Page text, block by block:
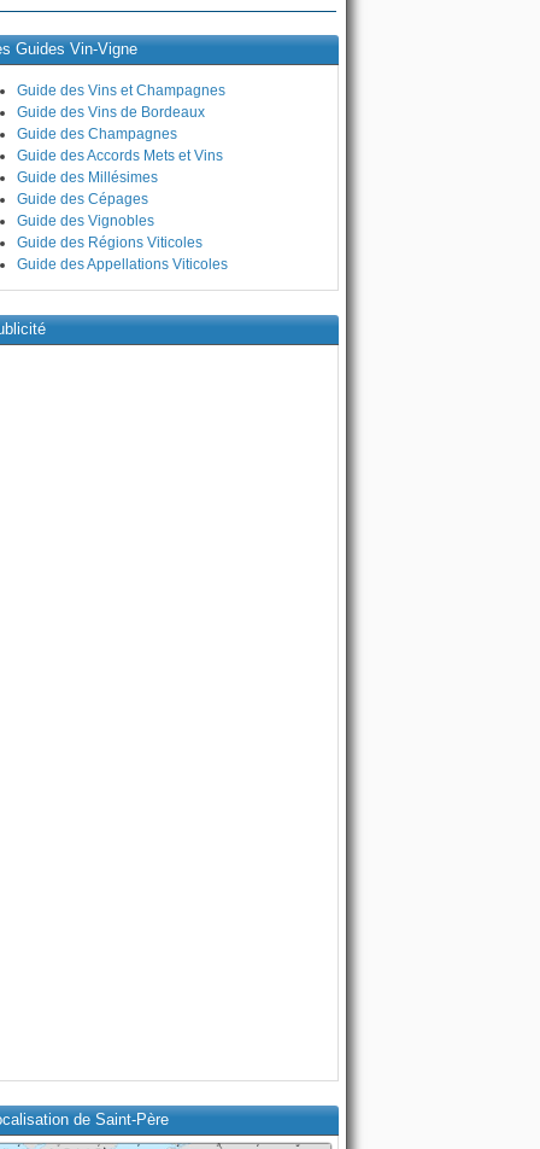
Guides Vin-Vigne
Guide des Vins et Champagnes
Guide des Vins de Bordeaux
Guide des Champagnes
Guide des Accords Mets et Vins
Guide des Millésimes
Guide des Cépages
Guide des Vignobles
Guide des Régions Viticoles
Guide des Appellations Viticoles
de Saint-Père